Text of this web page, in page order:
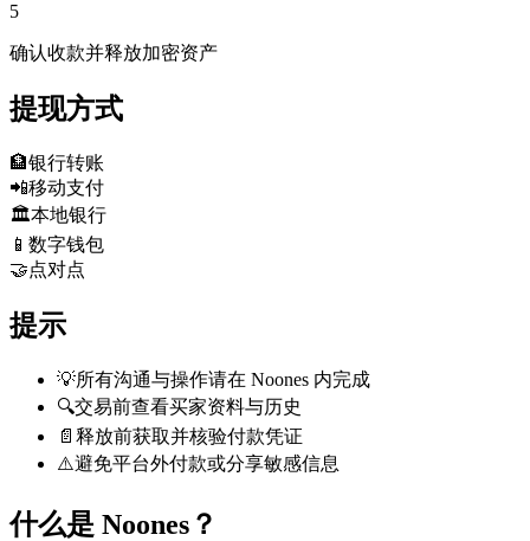
5
确认收款并释放加密资产
提现方式
🏦银行转账
📲移动支付
🏛️本地银行
📱 数字钱包
🤝点对点
提示
💡所有沟通与操作请在 Noones 内完成
🔍交易前查看买家资料与历史
📄 释放前获取并核验付款凭证
⚠️避免平台外付款或分享敏感信息
什么是 Noones？